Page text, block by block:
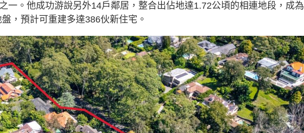
一。他成功游說另外14戶鄰居，整合出佔地達1.72公頃的相連地段，成為
，預計可重建多達386伙新住宅。